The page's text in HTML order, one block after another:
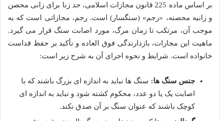
بر اساس ماده 225 قانون مجازات اسلامی، حد زنا برای زانی محصن
و زانیه محصنه، «رجم» (سنگسار) است. رجم، مجازاتی است که به
موجب آن، مرتکب تا زمان مرگ، مورد اصابت سنگ قرار می گیرد.
ماهیت این مجازات، بازدارندگی فوق العاده و تأکید بر حفظ قداست
خانواده است. شرایط و نحوه اجرای آن به شرح زیر است:
جنس سنگ ها: سنگ ها نباید به اندازه ای بزرگ باشند که با
اصابت یک یا دو عدد، محکوم کشته شود و نباید به اندازه ای
کوچک باشند که عنوان سنگ بر آن صدق نکند.